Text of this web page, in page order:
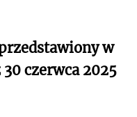
w
czerwca 2025